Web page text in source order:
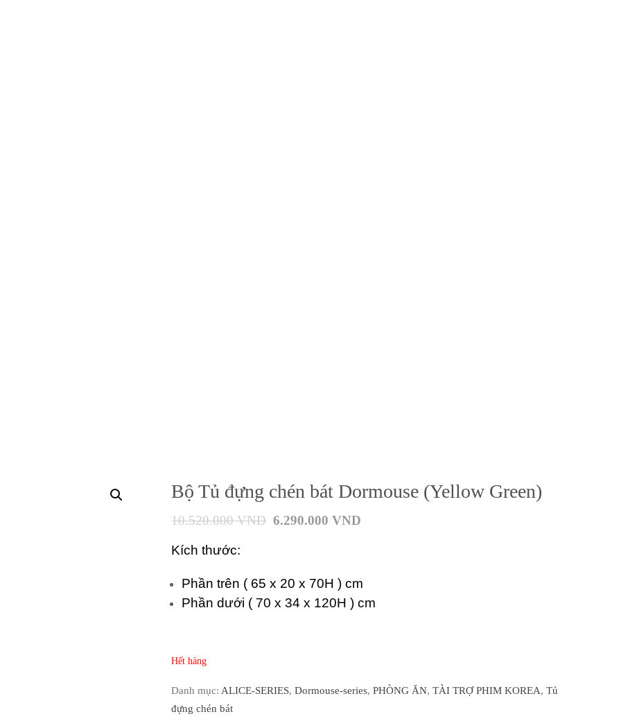
Bộ Tủ đựng chén bát Dormouse (Yellow Green)
10.520.000VND 6.290.000VND
Kích thước:
Phần trên ( 65 x 20 x 70H ) cm
Phần dưới ( 70 x 34 x 120H ) cm
Hết hàng
Danh mục: ALICE-SERIES,Dormouse-series,PHÒNG ĂN,TÀI TRỢ PHIM KOREA,Tủ
đựng chén bát